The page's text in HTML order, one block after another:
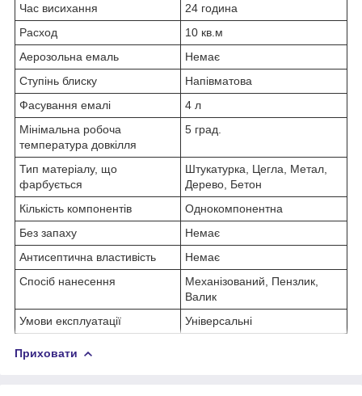
Час висихання
24 година
Расход
10 кв.м
Аерозольна емаль
Немає
Ступінь блиску
Напівматова
Фасування емалі
4 л
Мінімальна робоча
температура довкілля
5 град.
Тип матеріалу, що
фарбується
Штукатурка, Цегла, Метал,
Дерево, Бетон
Кількість компонентів
Однокомпонентна
Без запаху
Немає
Антисептична властивість
Немає
Спосіб нанесення
Механізований, Пензлик,
Валик
Умови експлуатації
Універсальні
Приховати